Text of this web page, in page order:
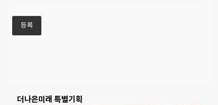
더나은미래 특별기획